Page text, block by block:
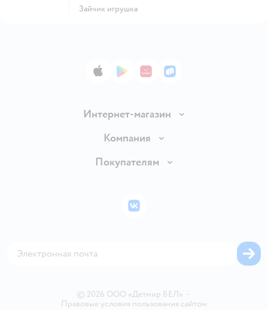
Зайчик игрушка
App StoreGoogle Play
AppGallery
RuStore
Интернет-магазин
Доставка и оплата
Правила продажи
Политика использования файлов cookie
Компания
Вакансии
Покупателям
Бонусные карты
© 2026 ООО «Детмир БЕЛ» •
Правовые условия пользования сайтом
ВКонтакте